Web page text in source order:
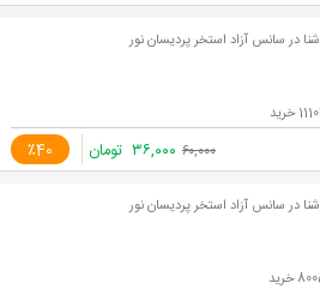
شنا در سانس آزاد استخر پردیسان نور
٪40 ۶۰,۰۰۰ ۳۶,۰۰۰ تومان
شنا در سانس آزاد استخر پردیسان نور